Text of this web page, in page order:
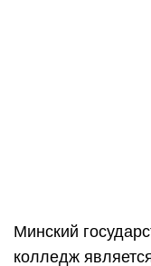
документа об